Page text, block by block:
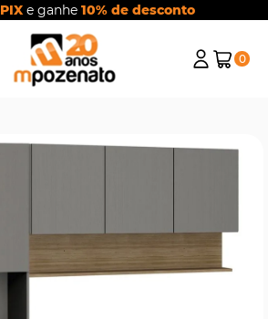
PIXe ganhe 10% de desconto
0